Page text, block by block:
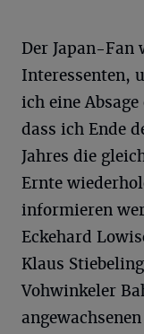
Der Japan-Fan
Interessenten,
ich eine
dass ich Ende
Jahres die
Ernte
informieren
Eckehard
Klaus
Vohwinkeler